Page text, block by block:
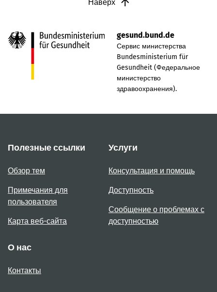
Наверх
gesund.bund.de
Сервис министерства
Bundesministerium für
Gesundheit (Федеральное
министерство
здравоохранения).
Полезные ссылки
Обзор тем
Примечания для
пользователя
Карта веб-сайта
Услуги
Консультация и помощь
Доступность
Сообщение о проблемах с
доступностью
О нас
Контакты